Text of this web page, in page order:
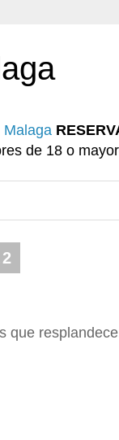
Malaga
de 18 o
que